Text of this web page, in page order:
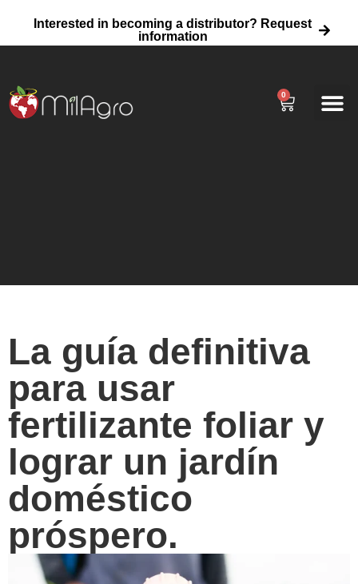
Interested in becoming a distributor? Request
information
0
La guía definitiva
para usar
fertilizante foliar y
lograr un jardín
doméstico
próspero.